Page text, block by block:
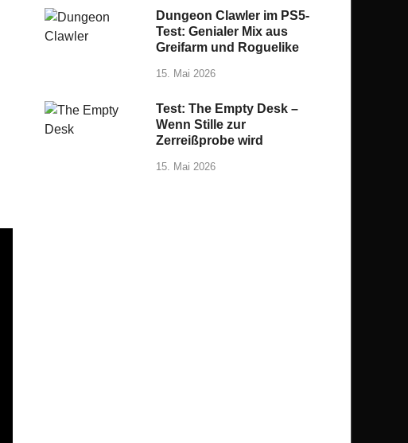
Dungeon Clawler im PS5-
Test: Genialer Mix aus
Greifarm und Roguelike
15. Mai 2026
Test: The Empty Desk –
Wenn Stille zur
Zerreißprobe wird
15. Mai 2026